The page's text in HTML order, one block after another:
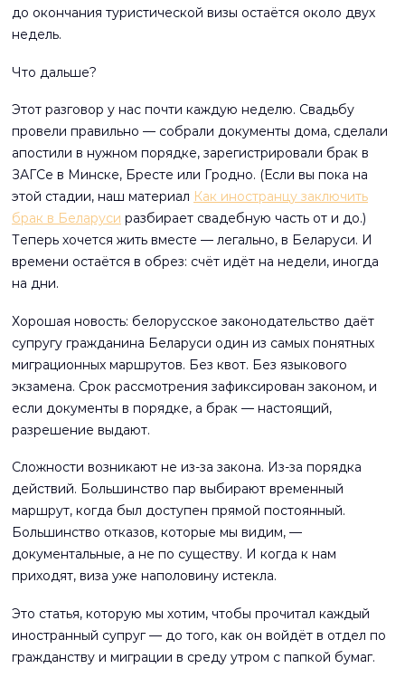
до окончания туристической визы остаётся около двух
недель.
Что дальше?
Этот разговор у нас почти каждую неделю. Свадьбу
провели правильно — собрали документы дома, сделали
апостили в нужном порядке, зарегистрировали брак в
ЗАГСе в Минске, Бресте или Гродно. (Если вы пока на
этой стадии, наш материал Как иностранцу заключить
брак в Беларуси разбирает свадебную часть от и до.)
Теперь хочется жить вместе — легально, в Беларуси. И
времени остаётся в обрез: счёт идёт на недели, иногда
на дни.
Хорошая новость: белорусское законодательство даёт
супругу гражданина Беларуси один из самых понятных
миграционных маршрутов. Без квот. Без языкового
экзамена. Срок рассмотрения зафиксирован законом, и
если документы в порядке, а брак — настоящий,
разрешение выдают.
Сложности возникают не из-за закона. Из-за порядка
действий. Большинство пар выбирают временный
маршрут, когда был доступен прямой постоянный.
Большинство отказов, которые мы видим, —
документальные, а не по существу. И когда к нам
приходят, виза уже наполовину истекла.
Это статья, которую мы хотим, чтобы прочитал каждый
иностранный супруг — до того, как он войдёт в отдел по
гражданству и миграции в среду утром с папкой бумаг.